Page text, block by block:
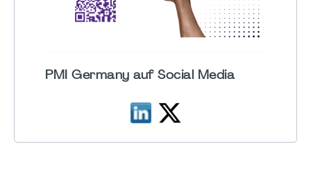
PMI Germany auf Social Media